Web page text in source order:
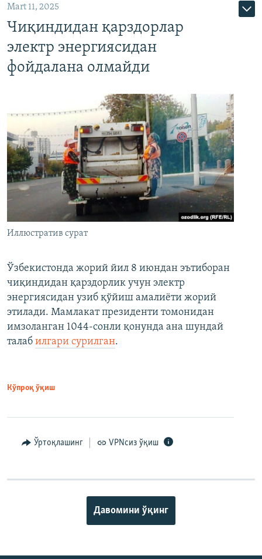
Mart 11, 2025
Чиқиндидан қарздорлар
электр энергиясидан
фойдалана олмайди
Иллюстратив сурат
Ўзбекистонда жорий йил 8 июндан эътиборан
чиқиндидан қарздорлик учун электр
энергиясидан узиб қўйиш амалиёти жорий
этилади. Мамлакат президенти томонидан
имзоланган 1044-сонли қонунда ана шундай
талаб илгари сурилган.
Кўпроқ ўқиш
Ўртоқлашинг VPNсиз ўқиш
Давомини ўқинг